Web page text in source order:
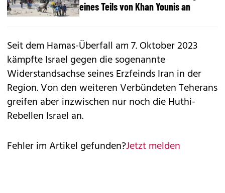
eines Teils von Khan Younis an
Seit dem Hamas-Überfall am 7. Oktober 2023
kämpfte Israel gegen die sogenannte
Widerstandsachse seines Erzfeinds Iran in der
Region. Von den weiteren Verbündeten Teherans
greifen aber inzwischen nur noch die Huthi-
Rebellen Israel an.
Fehler im Artikel gefunden?Jetzt melden